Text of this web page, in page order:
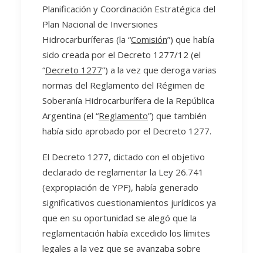
Planificación y Coordinación Estratégica del
Plan Nacional de Inversiones
Hidrocarburíferas (la “Comisión”) que había
sido creada por el Decreto 1277/12 (el
“Decreto 1277”) a la vez que deroga varias
normas del Reglamento del Régimen de
Soberanía Hidrocarburífera de la República
Argentina (el “Reglamento”) que también
había sido aprobado por el Decreto 1277.
El Decreto 1277, dictado con el objetivo
declarado de reglamentar la Ley 26.741
(expropiación de YPF), había generado
significativos cuestionamientos jurídicos ya
que en su oportunidad se alegó que la
reglamentación había excedido los límites
legales a la vez que se avanzaba sobre